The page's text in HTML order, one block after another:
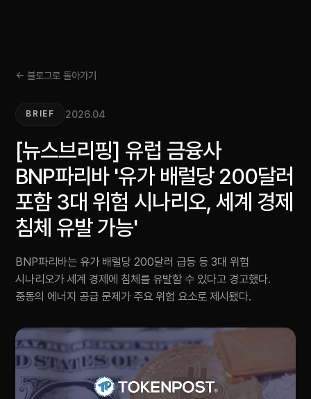
← 블로그로 돌아가기
BRIEF 2026.04
[뉴스브리핑] 유럽 금융사
BNP파리바 '유가 배럴당 200달러
포함 3대 위험 시나리오, 세계 경제
침체 유발 가능'
BNP파리바는 유가 배럴당 200달러 급등 등 3대 위험
시나리오가 세계 경제에 침체를 유발할 수 있다고 경고했다.
중동의 에너지 공급 문제가 주요 위험 요소로 제시됐다.